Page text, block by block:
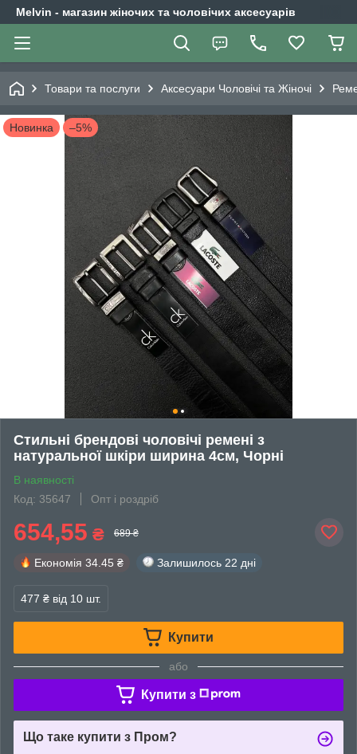
Melvin - магазин жіночих та чоловічих аксесуарів
Товари та послуги Аксесуари Чоловічі та Жіночі
Новинка –5%
Стильні брендові чоловічі ремені з
натуральної шкіри ширина 4см, Чорні
В наявності
Код: 35647
Опт і роздріб
654,55 ₴ 689 ₴
Економія 34.45 ₴ Залишилось 22 дні
477 ₴ від 10 шт.
Купити
або
Купити з
Що таке купити з Пром?